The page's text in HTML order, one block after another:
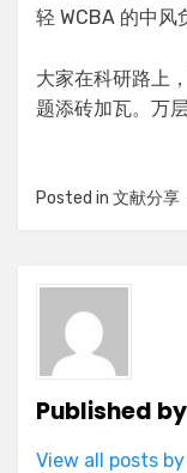
轻 WCBA 的中风
大家在科研路上
题添砖加瓦。万
Posted in 文献分享
Published by
View all posts